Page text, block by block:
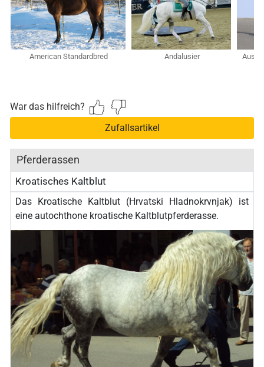
American Standardbred Andalusier
War das hilfreich?
Zufallsartikel
Pferderassen
Kroatisches Kaltblut
Das Kroatische Kaltblut (Hrvatski Hladnokrvnjak) ist
eine autochthone kroatische Kaltblutpferderasse.